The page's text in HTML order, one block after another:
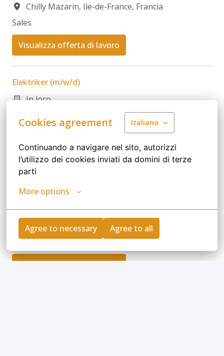
Cookies agreement Italiano
Continuando a navigare nel sito, autorizzi
l’utilizzo dei cookies inviati da domini di terze
parti
More options
Agree to necessary Agree to all
Chilly Mazarin, Ile-de-France, Francia
Sales
Visualizza offerta di lavoro
Elektriker (m/w/d)
In loco
Peine/Vöhrum
Bassa Sassonia,Germania
Instandhaltung
Visualizza offerta di lavoro
Operator Maszyn
In loco
Włocławek,Cuiavia-Pomerania, Polonia
Production
Visualizza offerta di lavoro